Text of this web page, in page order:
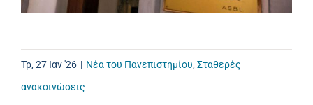
Τρ, 27 Ιαν '26 | Νέα του Πανεπιστημίου,Σταθερές
ανακοινώσεις